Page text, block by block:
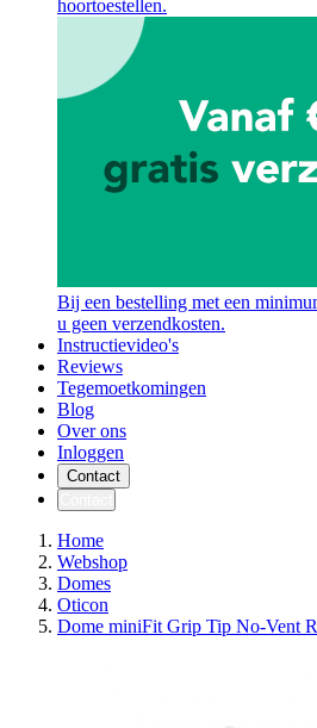
hoortoestellen.
Bij een bestelling met een
u geen verzendkosten.
Instructievideo's
Reviews
Tegemoetkomingen
Blog
Over ons
Inloggen
Contact
Home
Webshop
Domes
Oticon
Dome miniFit Grip Tip No-Vent